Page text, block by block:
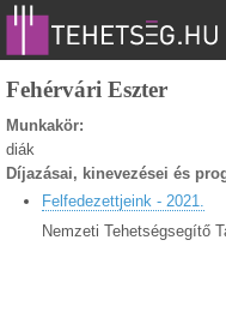
Fehérvári Eszter
Munkakör:
diák
Díjazásai, kinevezései és
Felfedezettjeink - 2021.
Nemzeti Tehetségsegítő